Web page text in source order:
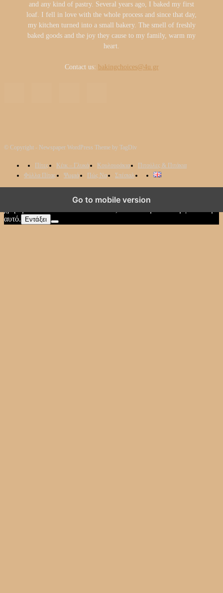
and any kind of pastry. Several years ago, I baked my first
loaf. I fell in love with the whole process and since that day,
my kitchen turned into a small bakery. The smell of freshly
baked goods and the joy they cause to my family, warm my
heart.
Contact us: bakingchoices@4u.gr
© Copyright - Newspaper WordPress Theme by TagDiv
Πίτες Κέικ – Γλυκά Κουλουράκια
Πιτούλες & Πιτάκια
Φύλλα Πίτας
Ψωμιά Πώς Να Σπέσιαλ
Go to mobile version
καλύτερη εμπειρία στον ιστότοπό μας. Αν συνεχίσετε να
αυτό.
Εντάξει